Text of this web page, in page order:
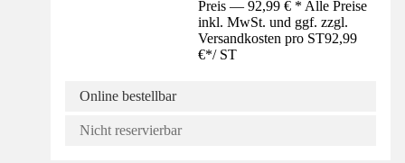
Preis — 92,99 € * Alle Preise
inkl. MwSt. und ggf. zzgl.
Versandkosten pro ST92,99
€*/ ST
Online bestellbar
Nicht reservierbar